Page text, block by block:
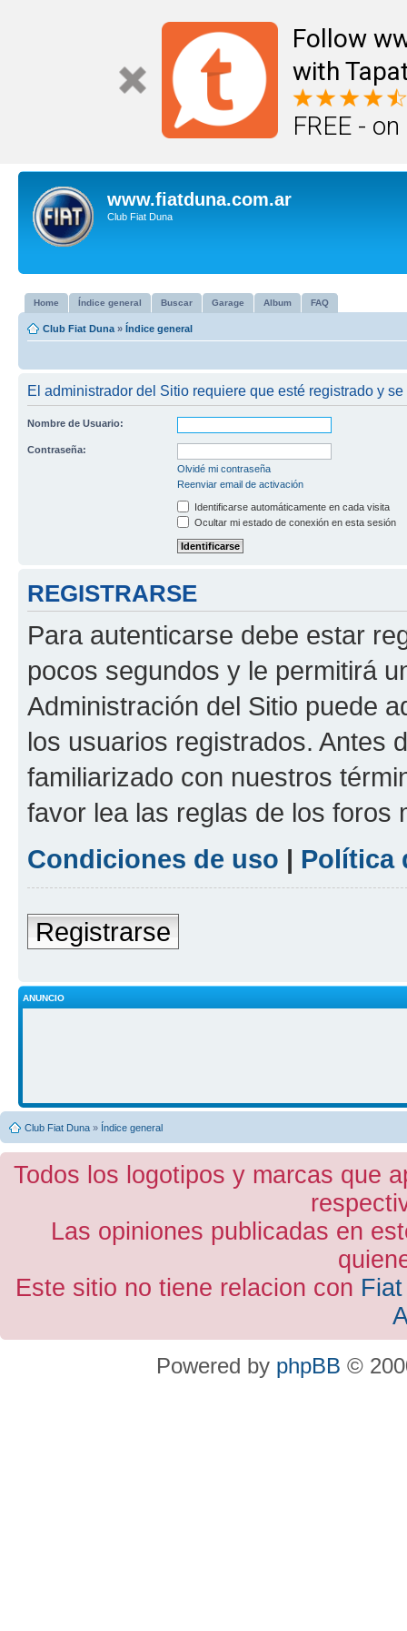
Follow
with
FREE -
www.fiatduna.com.ar
Club Fiat Duna
Home Índice general Buscar Garage Album FAQ
Club Fiat Duna » Índice general
El administrador del Sitio requiere que esté registrado y
Nombre de Usuario:
Contraseña:
Olvidé mi contraseña
Reenviar email de activación
Identificarse automáticamente en cada visita
Ocultar mi estado de conexión en esta sesión
REGISTRARSE
Para autenticarse debe estar
pocos segundos y le permitirá
Administración del Sitio puede
los usuarios registrados. Antes
familiarizado con nuestros
favor lea las reglas de los foros
Condiciones de uso | Política
Registrarse
ANUNCIO
Club Fiat Duna » Índice general
Todos los logotipos y marcas que
Las opiniones publicadas en
Este sitio no tiene relacion con
Powered by phpBB ©